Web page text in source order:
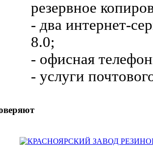
резервное
- два интернет-
8.0;
- офисная
- услуги